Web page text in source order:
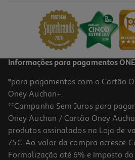
Informações para pagamentos
*para pagamentos com o Cartão
Oney Auchan+.
**Campanha Sem Juros para
Oney Auchan / Cartão Oney
produtos assinalados na Loja de
75€. Ao valor da compra acresce
Formalização até 6% e Imposto